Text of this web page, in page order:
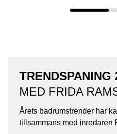
TRENDSPANING
MED FRIDA
Årets badrumstrender har
tillsammans med inredaren